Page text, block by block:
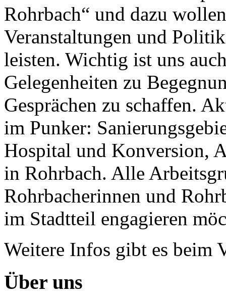
Rohrbach“ und dazu
Veranstaltungen und
leisten. Wichtig ist uns
Gelegenheiten zu
Gesprächen zu schaffen.
im Punker:
Hospital und Konversion,
in Rohrbach. Alle
Rohrbacherinnen und
im Stadtteil engagieren
Weitere Infos gibt es beim
Über uns